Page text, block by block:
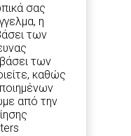
σας
η
των
των
καθώς
από την